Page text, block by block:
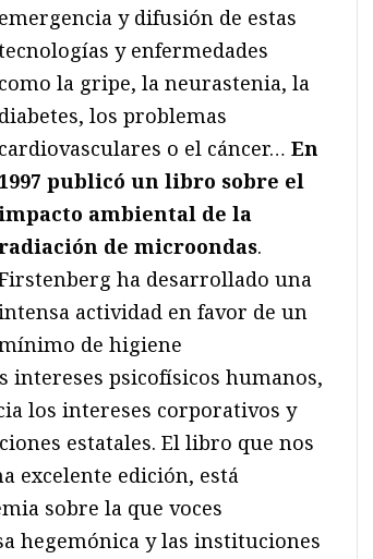
emergencia y difusión de estas
y enfermedades
como la gripe, la neurastenia, la
diabetes, los problemas
cardiovasculares o el cáncer…En
publicó un libro sobre el
ambiental de la
de microondas.
ha desarrollado una
actividad en favor de un
de higiene
intereses psicofísicos humanos,
los intereses corporativos y
estatales. El libro que nos
excelente edición, está
sobre la que voces
hegemónica y las instituciones